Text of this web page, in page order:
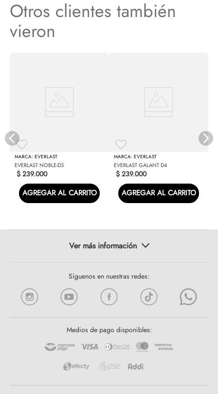
Otros clientes también
vieron
EVERLAST
EVERLAST NOBLE-D3
$ 239.000
AGREGAR AL CARRITO
EVERLAST
EVERLAST GALANT D4
$ 239.000
AGREGAR AL CARRITO
Síguenos en nuestras redes:
Medios de pago disponibles: